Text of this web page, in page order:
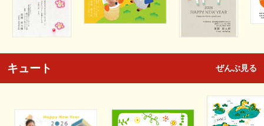
キュート ぜんぶ見る